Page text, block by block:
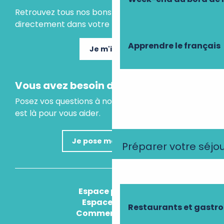
Apprendre le français
Préparer votre
Restaurants et
Retrouvez tous nos bons plans et idées séjours
directement dans votre boite mail.
Je m'inscris
Vous avez besoin d'un conseil ?
Posez vos questions à notre assistant virtuel, il
est là pour vous aider.
Je pose ma question
Espace presse
Espace pro
Comment venir ?